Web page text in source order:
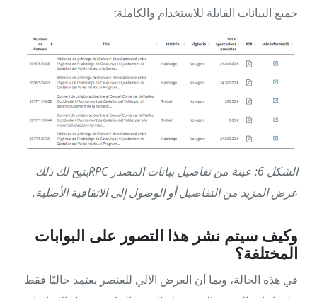
جميع البيانات القابلة للاستخدام والكاملة:
الشكل 6: عينة من تفاصيل بيانات المصدر RPCيتيح لك ذلك
عرض المزيد من التفاصيل أو الوصول إلى الاتفاقية الأصلية.
وكيف سيتم نشر هذا التصور على البوابات
المختلفة؟
في هذه الحالة، وبما أن العرض الآلي للعنصر يعتمد حاليًا فقط